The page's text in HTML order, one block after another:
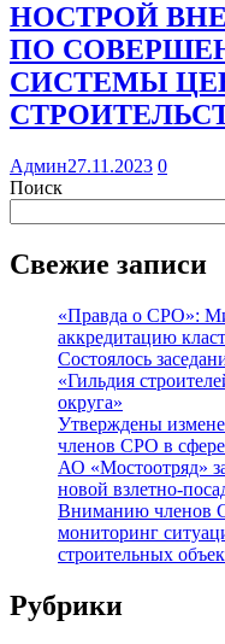
НОСТРОЙ
ПО
СИСТЕМЫ
Админ27.11.2023 0
Поиск
Свежие записи
«Правда о СРО»:
аккредитацию
Состоялось
«Гильдия
округа»
Утверждены
членов СРО в сфере
АО «Мостоотряд»
новой взлетно-
Вниманию
мониторинг
строительных
Рубрики